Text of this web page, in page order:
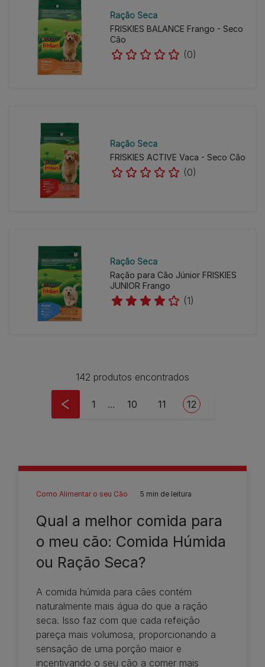
Ração Seca
FRISKIES BALANCE Frango - Seco
Cão
(0)
Ração Seca
FRISKIES ACTIVE Vaca - Seco Cão
(0)
Ração Seca
Ração para Cão Júnior FRISKIES
JUNIOR Frango
(1)
142 produtos encontrados
First page
1 … Page
10 Page
11 Current page
12
Como Alimentar o seu Cão 5 min de leitura
Qual a melhor comida para
o meu cão: Comida Húmida
ou Ração Seca?
A comida húmida para cães contém
naturalmente mais água do que a ração
seca. Isso faz com que cada refeição
pareça mais volumosa, proporcionando a
sensação de uma porção maior e
incentivando o seu cão a comer mais